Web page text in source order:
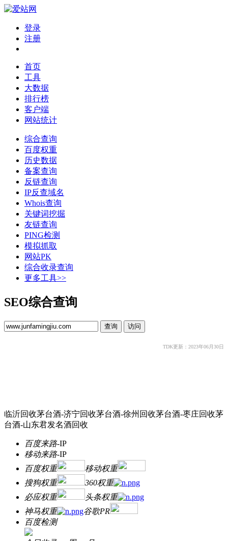
登录
注册
首页
工具
大数据
排行榜
客户端
网站统计
综合查询
百度权重
历史数据
备案查询
反链查询
IP反查域名
Whois查询
关键词挖掘
友链查询
PING检测
模拟抓取
网站PK
综合收录查询
更多工具>>
SEO综合查询
TDK更新：2023年06月30日
临沂回收茅台酒-济宁回收茅台酒-徐州回收茅台酒-枣庄回收茅
台酒-山东君发名酒回收
百度来路-IP
移动来路-IP
百度权重
移动权重
搜狗权重
360权重
必应权重
头条权重
神马权重
谷歌PR
百度检测